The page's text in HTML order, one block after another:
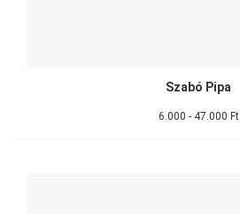
Szabó Pipa
6.000 - 47.000 Ft